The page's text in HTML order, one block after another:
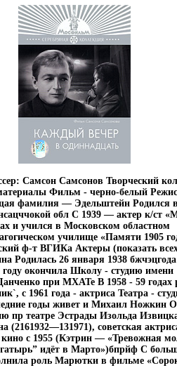
Самсон Самсонов Творческий
Фильм - черно-белый
фамилия — Эдельштейн Родился в
обл С 1939 — актер к/ст
и учился в Московском областном
училище «Памяти 1905
ф-т ВГИКа Актеры (показать
Родилась 26 января 1938
году окончила Школу - студию имени
при МХАТе В 1958 - 59 годах
с 1961 года - актриса Театра -
годы живет и Михаил Ножкин
пр театре Эстрады Изольда
(2161932—131971), советская
с 1955 (Кэтрин — «Тревожная
идёт в Марто»)бпрйф С
роль Марютки в фильме